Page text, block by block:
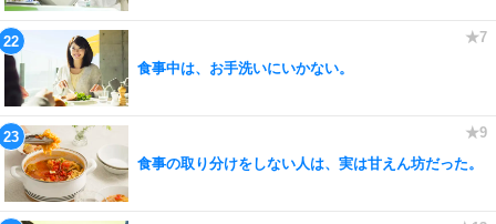
食事中は、お手洗いにいかない。
食事の取り分けをしない人は、実は甘えん坊だった。